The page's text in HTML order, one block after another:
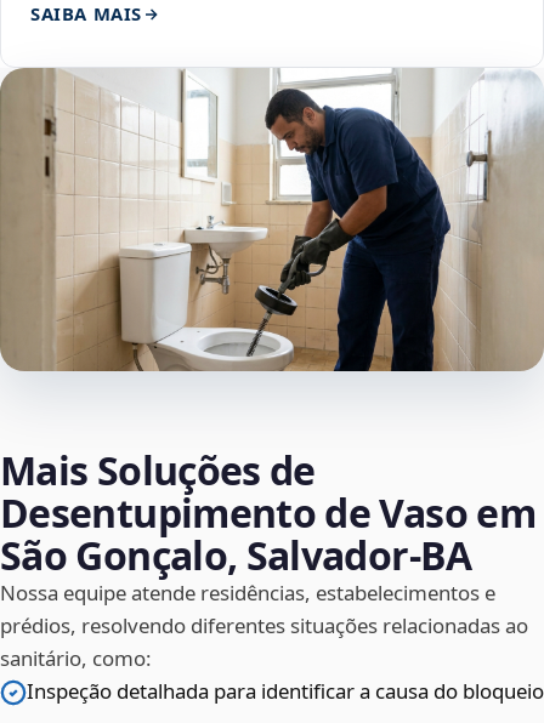
SAIBA MAIS
Mais Soluções de
Desentupimento de Vaso em
São Gonçalo, Salvador‑BA
Nossa equipe atende residências, estabelecimentos e
prédios, resolvendo diferentes situações relacionadas ao
sanitário, como:
Inspeção detalhada para identificar a causa do bloqueio